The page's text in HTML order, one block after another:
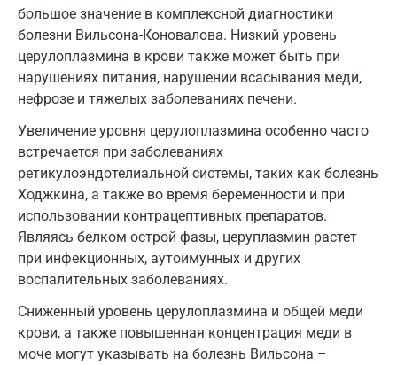
большое значение в комплексной диагностики
болезни Вильсона-Коновалова. Низкий уровень
церулоплазмина в крови также может быть при
нарушениях питания, нарушении всасывания меди,
нефрозе и тяжелых заболеваниях печени.
Увеличение уровня церулоплазмина особенно часто
встречается при заболеваниях
ретикулоэндотелиальной системы, таких как болезнь
Ходжкина, а также во время беременности и при
использовании контрацептивных препаратов.
Являясь белком острой фазы, церуплазмин растет
при инфекционных, аутоимунных и других
воспалительных заболеваниях.
Сниженный уровень церулоплазмина и общей меди
крови, а также повышенная концентрация меди в
моче могут указывать на болезнь Вильсона –
Ижевск
Истра
Йошкар-Ола
Калининград
Калуга
Кемерово
Ковров
Коломна
Королев
Кострома